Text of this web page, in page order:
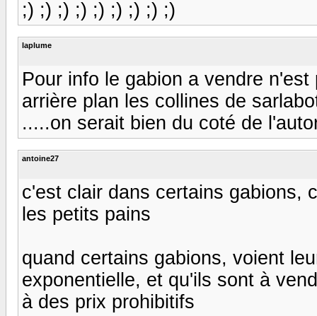
;) ;) ;) ;) ;) ;) ;) ;) ;)
laplume
Pour info le gabion a vendre
arrière plan les collines de
.....on serait bien du coté de
antoine27
c'est clair dans certains gabions,
les petits pains
quand certains gabions, voient
exponentielle, et qu'ils sont à
à des prix prohibitifs